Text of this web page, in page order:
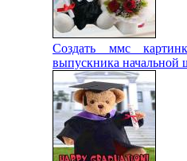
Создать ммс
выпускника начальной